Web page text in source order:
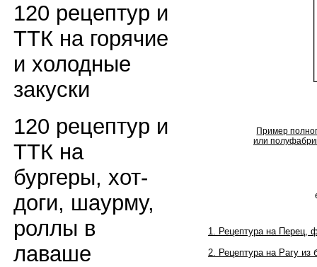
120 рецептур и
ТТК на горячие
и холодные
закуски
120 рецептур и
ТТК на
бургеры, хот-
доги, шаурму,
роллы в
лаваше
Пример
или
1. Рецептура на Перец,
2. Рецептура на Рагу из